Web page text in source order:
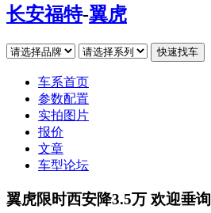
长安福特-翼虎
车系首页
参数配置
实拍图片
报价
文章
车型论坛
翼虎限时西安降3.5万 欢迎垂询